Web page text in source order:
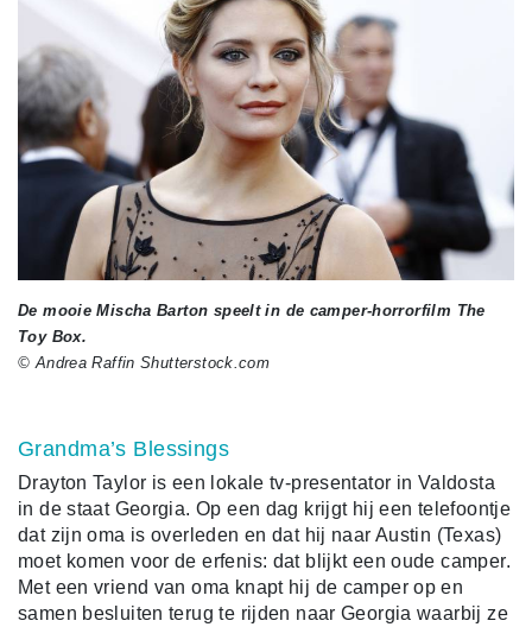
De mooie Mischa Barton speelt in de camper-horrorfilm The
Toy Box.
© Andrea Raffin Shutterstock.com
Grandma’s Blessings
Drayton Taylor is een lokale tv-presentator in Valdosta
in de staat Georgia. Op een dag krijgt hij een telefoontje
dat zijn oma is overleden en dat hij naar Austin (Texas)
moet komen voor de erfenis: dat blijkt een oude camper.
Met een vriend van oma knapt hij de camper op en
samen besluiten terug te rijden naar Georgia waarbij ze